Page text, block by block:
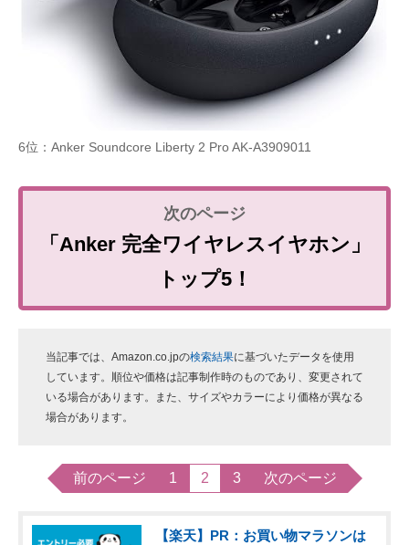
6位：Anker Soundcore Liberty 2 Pro AK-A3909011
「Anker 完全ワイヤレスイヤホン」
トップ5！
当記事では、Amazon.co.jpの検索結果に基づいたデータを使用
しています。順位や価格は記事制作時のものであり、変更されて
いる場合があります。また、サイズやカラーにより価格が異なる
場合があります。
前のページ 1 2 3 次のページ
【楽天】PR：お買い物マラソンは